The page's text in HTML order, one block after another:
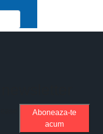
Aboneaza-te
acum